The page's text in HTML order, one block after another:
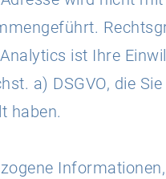
ist Ihre
a) DSGVO, die
haben.